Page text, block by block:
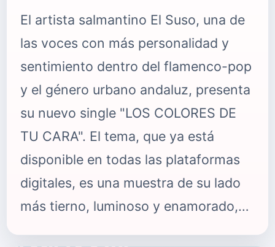
El artista salmantino El Suso, una de
las voces con más personalidad y
sentimiento dentro del flamenco-pop
y el género urbano andaluz, presenta
su nuevo single "LOS COLORES DE
TU CARA". El tema, que ya está
disponible en todas las plataformas
digitales, es una muestra de su lado
más tierno, luminoso y enamorado,